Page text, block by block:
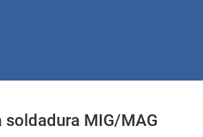
soldadura MIG/MAG